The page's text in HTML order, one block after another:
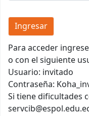
Para acceder
o con el siguiente
Usuario: invitado
Contraseña:
Si tiene dificultades